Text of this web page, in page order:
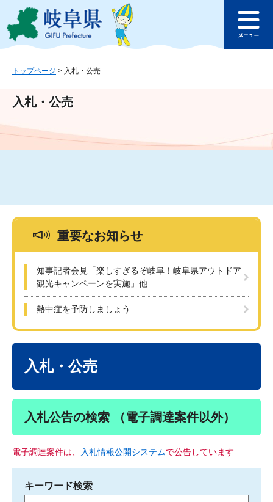
ジ
ュ
文
このページの本文へ
ュ
トップページ > 入札・公売
入札・公売
重要なお知らせ
知事記者会見「楽しすぎるぞ岐阜！岐阜県アウトドア
観光キャンペーンを実施」他
熱中症を予防しましょう
入札・公売
入札公告の検索 （電子調達案件以外）
電子調達案件は、 入札情報公開システムで公告しています
キーワード検索